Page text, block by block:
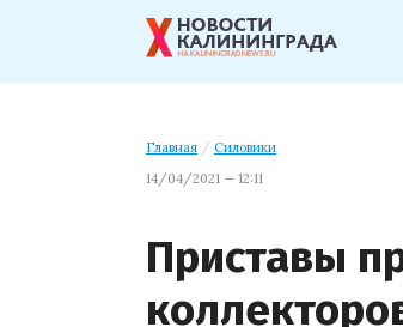
Главная / Силовики
14/04/2021 — 12:11
Приставы